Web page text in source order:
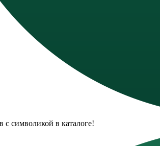
с символикой в каталоге!